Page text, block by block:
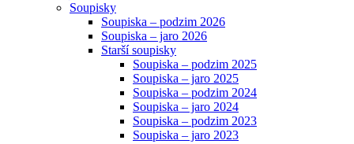
Soupisky
Soupiska – podzim 2026
Soupiska – jaro 2026
Starší soupisky
Soupiska – podzim 2025
Soupiska – jaro 2025
Soupiska – podzim 2024
Soupiska – jaro 2024
Soupiska – podzim 2023
Soupiska – jaro 2023